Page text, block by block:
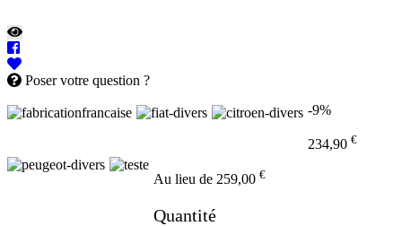
Poser votre question ?
-9%
234,90 €
Au lieu de 259,00 €
Quantité